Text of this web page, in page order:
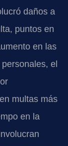
daños a
puntos en
en las
el
multas más
en la